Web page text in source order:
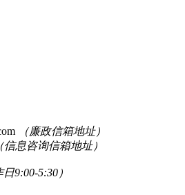
（廉政信箱地址）
信息咨询信箱地址）
日9:00-5:30）